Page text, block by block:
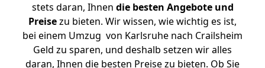
stets daran, Ihnen die besten Angebote und
Preisezu bieten. Wir wissen, wie wichtig es ist,
bei einem Umzug von Karlsruhe nach Crailsheim
Geld zu sparen, und deshalb setzen wir alles
daran, Ihnen die besten Preise zu bieten. Ob Sie